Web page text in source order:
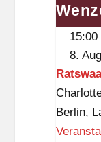
i
s
t
k
n
a
p
mit
der
15:00
8.
Berlin,